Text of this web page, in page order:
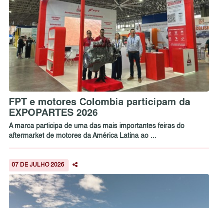
FPT e motores Colombia participam da
EXPOPARTES 2026
A marca participa de uma das mais importantes feiras do
aftermarket de motores da América Latina ao ...
07 DE JULHO 2026